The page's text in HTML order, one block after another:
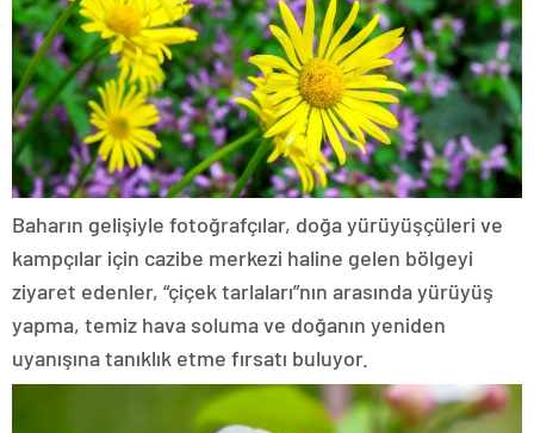
Baharın gelişiyle fotoğrafçılar, doğa yürüyüşçüleri ve
kampçılar için cazibe merkezi haline gelen bölgeyi
ziyaret edenler, “çiçek tarlaları”nın arasında yürüyüş
yapma, temiz hava soluma ve doğanın yeniden
uyanışına tanıklık etme fırsatı buluyor.